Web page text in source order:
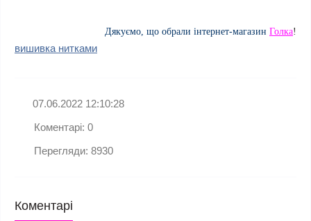
Дякуємо, що обрали інтернет-магазин Голка!
вишивка нитками
07.06.2022 12:10:28
Коментарі: 0
Перегляди: 8930
Коментарі